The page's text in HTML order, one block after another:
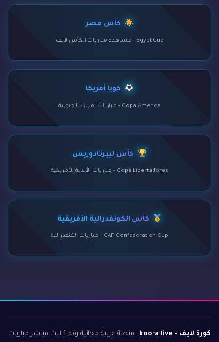
كأس مصر
Egypt Cup - مشاهدة مباريات الكأس لايف
كوبا أمريكا
Copa América - مباريات أمريكا الجنوبية
كأس ليبرتادوريس
Copa Libertadores - مباريات الأندية الأمريكية
كأس الكونفدرالية الأفريقية
CAF Confederation Cup - مباريات الكنفدرالية
كورة لايف - koora live
منصة عربية مجانية رقم 1 لبث مباشر مباريات